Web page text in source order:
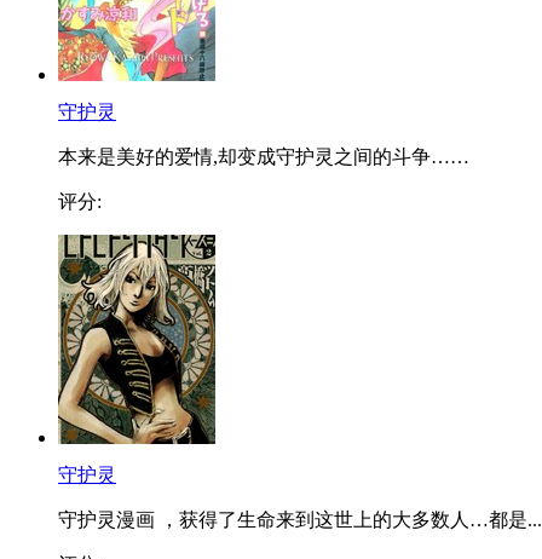
守护灵
本来是美好的爱情,却变成守护灵之间的斗争……
评分:
守护灵
守护灵漫画 ，获得了生命来到这世上的大多数人…都是...